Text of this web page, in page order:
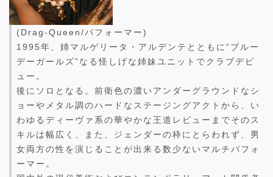
(Drag-Queen/パフォーマー)
1995年、姉マルゲリータ・アルデンテとともに“ブルー
デーガールズ”なる怪しげな姉妹ユニットでクラブデビ
ュー。
後にソロとなる。前衛色の濃いアンダーグラウンドなシ
ョーやメタル調のハードなステージングアクトから、い
わゆるディーヴァ系の華やかな王道レビューまでそのス
キルは幅広く、また、ジェンダーの枠にとらわれず、男
女両方の性を演じることが出来る数少ないマルチパフォ
ーマー。